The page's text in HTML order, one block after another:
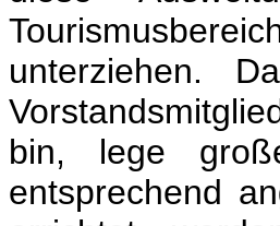
unterziehen.
bin, lege
entsprechend